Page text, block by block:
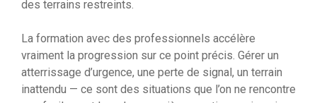
des terrains restreints.
La formation avec des professionnels accélère
vraiment la progression sur ce point précis. Gérer un
atterrissage d’urgence, une perte de signal, un terrain
inattendu — ce sont des situations que l’on ne rencontre